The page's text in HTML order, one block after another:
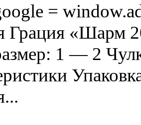
=
Грация «Шарм
1 — 2